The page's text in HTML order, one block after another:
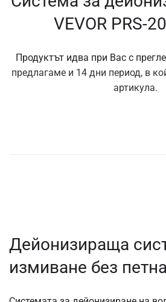
VEVOR PRS-
Продуктът идва при Вас с
предлагаме и 14 дни период, в
артикула.
Дейонизираща
измиване без петна